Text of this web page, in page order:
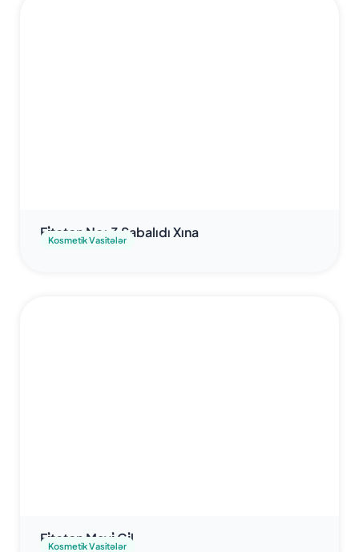
Fi̇toton No: 3 Şabalıdı Xına
Kosmetik Vasitələr
Fi̇toton Mavi̇ Gi̇l
Kosmetik Vasitələr